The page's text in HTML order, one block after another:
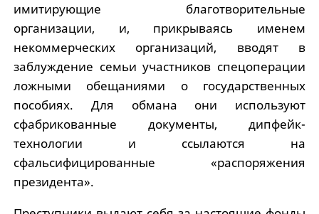
имитирующие благотворительные
организации, и, прикрываясь именем
некоммерческих организаций, вводят в
заблуждение семьи участников спецоперации
ложными обещаниями о государственных
пособиях. Для обмана они используют
сфабрикованные документы, дипфейк-
технологии и ссылаются на
сфальсифицированные «распоряжения
президента».